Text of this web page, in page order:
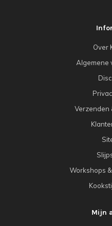
Over
Algemene
Verzenden
Workshops
Mijn